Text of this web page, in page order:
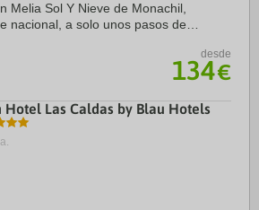
Melia Sol Y Nieve de Monachil,
nacional, a solo unos pasos de
Además, este hotel ...
desde
134€
Hotel Las Caldas by Blau Hotels